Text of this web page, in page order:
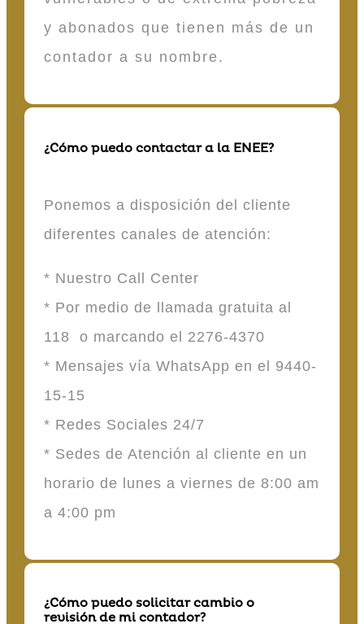
y abonados que tienen más de un
contador a su nombre.
¿Cómo puedo contactar a la ENEE?
Ponemos a disposición del cliente
diferentes canales de atención:
* Nuestro Call Center
* Por medio de llamada gratuita al
118 o marcando el 2276-4370
* Mensajes vía WhatsApp en el 9440-
15-15
* Redes Sociales 24/7
* Sedes de Atención al cliente en un
horario de lunes a viernes de 8:00 am
a 4:00 pm
¿Cómo puedo solicitar cambio o
revisión de mi contador?